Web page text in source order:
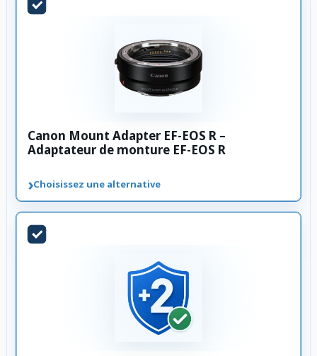
Canon Mount Adapter EF-EOS R –
Adaptateur de monture EF-EOS R
›Choisissez une alternative